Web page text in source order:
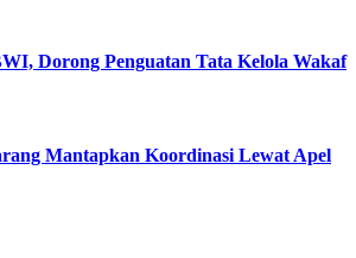
Dorong Penguatan Tata Kelola Wakaf
Mantapkan Koordinasi Lewat Apel